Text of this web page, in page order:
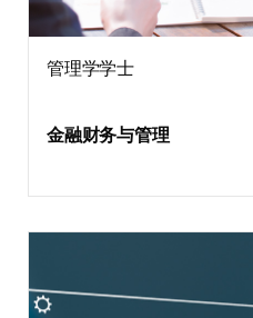
管理学学士
金融财务与管理